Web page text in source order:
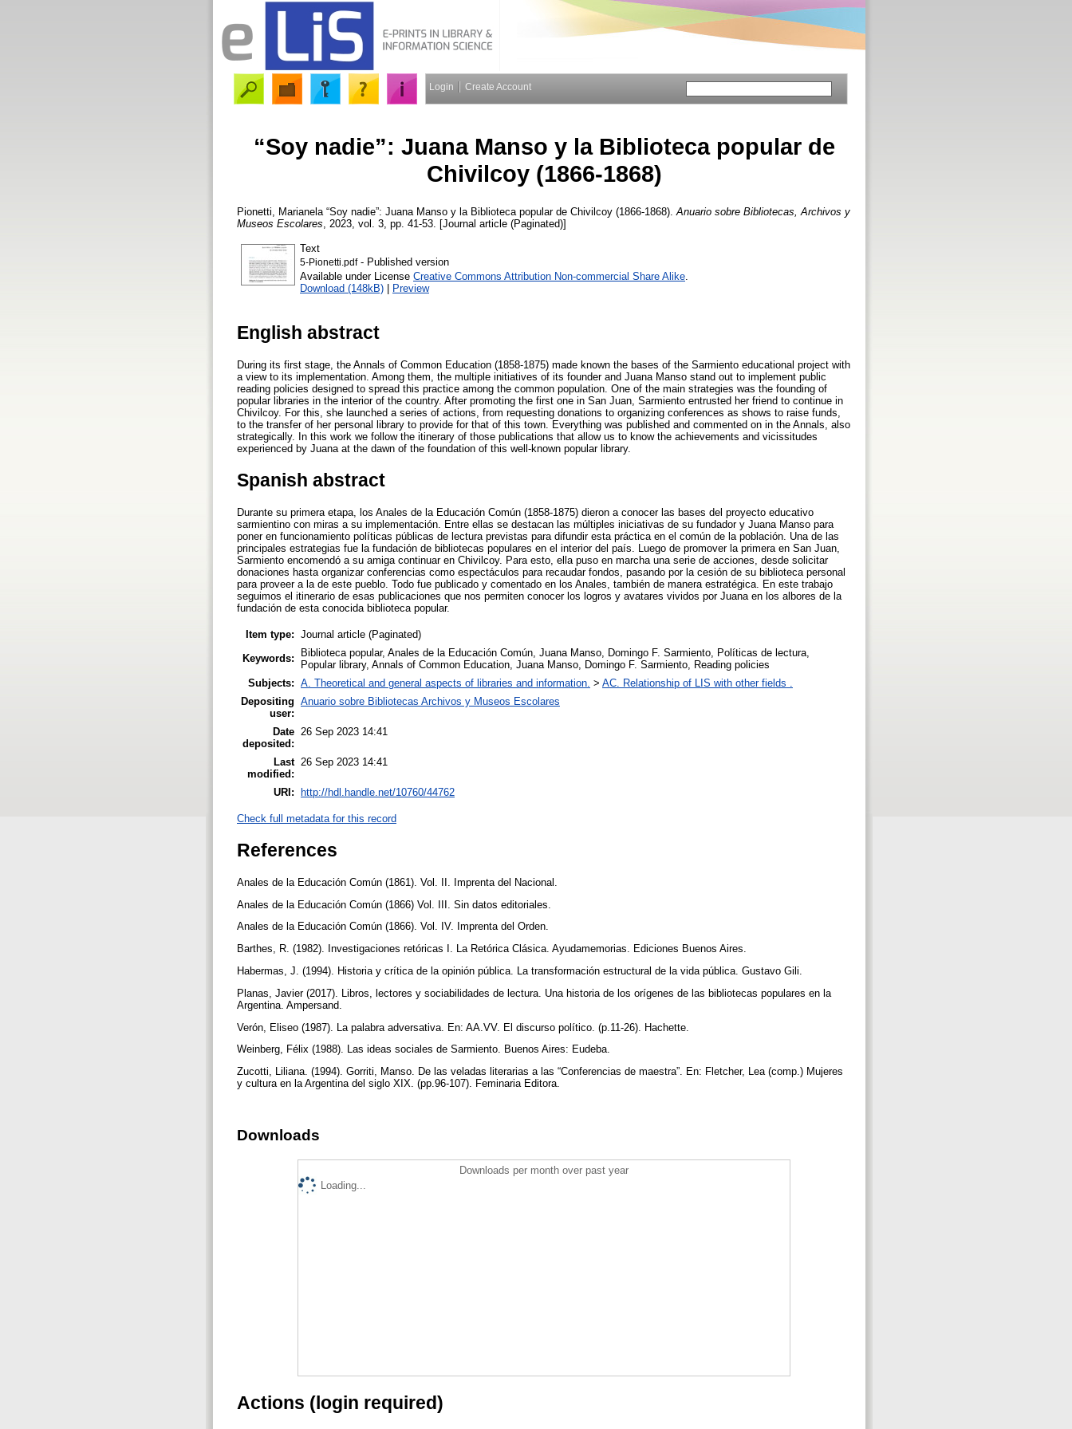
Login Create Account
“Soy nadie”: Juana Manso y la Biblioteca popular de
Chivilcoy (1866-1868)
Pionetti, Marianela “Soy nadie”: Juana Manso y la Biblioteca popular de Chivilcoy (1866-1868). Anuario sobre Bibliotecas, Archivos y
Museos Escolares , 2023, vol. 3, pp. 41-53. [Journal article (Paginated)]
Text
5-Pionetti.pdf- Published version
Available under License Creative Commons Attribution Non-commercial Share Alike
Download (148kB) | Preview
English abstract
During its first stage, the Annals of Common Education (1858-1875) made known the bases of the Sarmiento educational project with
a view to its implementation. Among them, the multiple initiatives of its founder and Juana Manso stand out to implement public
reading policies designed to spread this practice among the common population. One of the main strategies was the founding of
popular libraries in the interior of the country. After promoting the first one in San Juan, Sarmiento entrusted her friend to continue in
Chivilcoy. For this, she launched a series of actions, from requesting donations to organizing conferences as shows to raise funds,
to the transfer of her personal library to provide for that of this town. Everything was published and commented on in the Annals, also
strategically. In this work we follow the itinerary of those publications that allow us to know the achievements and vicissitudes
experienced by Juana at the dawn of the foundation of this well-known popular library.
Spanish abstract
Durante su primera etapa, los Anales de la Educación Común (1858-1875) dieron a conocer las bases del proyecto educativo
sarmientino con miras a su implementación. Entre ellas se destacan las múltiples iniciativas de su fundador y Juana Manso para
poner en funcionamiento políticas públicas de lectura previstas para difundir esta práctica en el común de la población. Una de las
principales estrategias fue la fundación de bibliotecas populares en el interior del país. Luego de promover la primera en San Juan,
Sarmiento encomendó a su amiga continuar en Chivilcoy. Para esto, ella puso en marcha una serie de acciones, desde solicitar
donaciones hasta organizar conferencias como espectáculos para recaudar fondos, pasando por la cesión de su biblioteca personal
para proveer a la de este pueblo. Todo fue publicado y comentado en los Anales, también de manera estratégica. En este trabajo
seguimos el itinerario de esas publicaciones que nos permiten conocer los logros y avatares vividos por Juana en los albores de la
fundación de esta conocida biblioteca popular.
Item type: Journal article (Paginated)
Keywords:
Biblioteca popular, Anales de la Educación Común, Juana Manso, Domingo F. Sarmiento, Políticas de lectura,
Popular library, Annals of Common Education, Juana Manso, Domingo F. Sarmiento, Reading policies
Subjects: A. Theoretical and general aspects of libraries and information. > AC. Relationship of LIS with other fields .
Depositing
user:
Anuario sobre Bibliotecas Archivos y Museos Escolares
Date
deposited:
26 Sep 2023 14:41
Last
modified:
26 Sep 2023 14:41
URI: http://hdl.handle.net/10760/44762
Check full metadata for this record
References
Anales de la Educación Común (1861). Vol. II. Imprenta del Nacional.
Anales de la Educación Común (1866) Vol. III. Sin datos editoriales.
Anales de la Educación Común (1866). Vol. IV. Imprenta del Orden.
Barthes, R. (1982). Investigaciones retóricas I. La Retórica Clásica. Ayudamemorias. Ediciones Buenos Aires.
Habermas, J. (1994). Historia y crítica de la opinión pública. La transformación estructural de la vida pública. Gustavo Gili.
Planas, Javier (2017). Libros, lectores y sociabilidades de lectura. Una historia de los orígenes de las bibliotecas populares en la
Argentina. Ampersand.
Verón, Eliseo (1987). La palabra adversativa. En: AA.VV. El discurso político. (p.11-26). Hachette.
Weinberg, Félix (1988). Las ideas sociales de Sarmiento. Buenos Aires: Eudeba.
Zucotti, Liliana. (1994). Gorriti, Manso. De las veladas literarias a las “Conferencias de maestra”. En: Fletcher, Lea (comp.) Mujeres
y cultura en la Argentina del siglo XIX. (pp.96-107). Feminaria Editora.
Downloads
Downloads per month over past year
Loading...
Actions (login required)